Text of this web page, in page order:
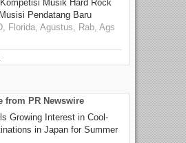
Musik Hard Rock
Pendatang Baru
Florida, Agustus, Rab, Ags
from PR Newswire
Growing Interest in Cool-
in Japan for Summer